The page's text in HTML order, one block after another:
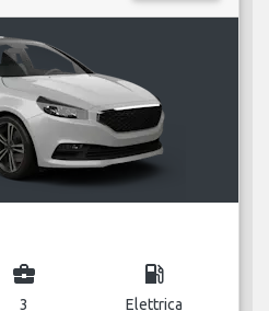
business_center
3
local_gas_station
Elettrica